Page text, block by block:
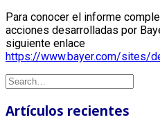
Para conocer el informe
acciones desarrolladas por
siguiente enlace
https://www.bayer.com/sites/
Artículos recientes